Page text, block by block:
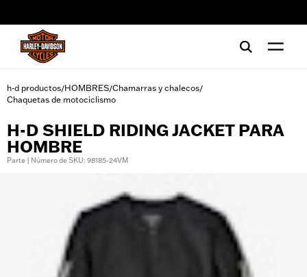
h-d productos/HOMBRES/Chamarras y chalecos/
Chaquetas de motociclismo
H-D SHIELD RIDING JACKET PARA
HOMBRE
Parte | Número de SKU: 98185-24VM